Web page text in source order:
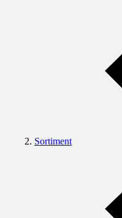
Sortiment